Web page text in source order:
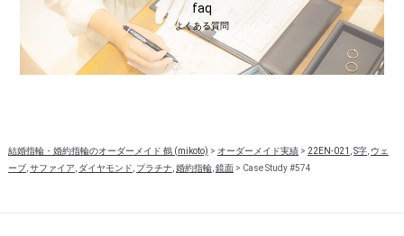
faq
よくある質問
結婚指輪・婚約指輪のオーダーメイド 鶴 (mikoto) > オーダーメイド実績> 22EN-021 ,S字, ウェ
ーブ,サファイア, ダイヤモンド, プラチナ,婚約指輪,鏡面 > Case Study #574